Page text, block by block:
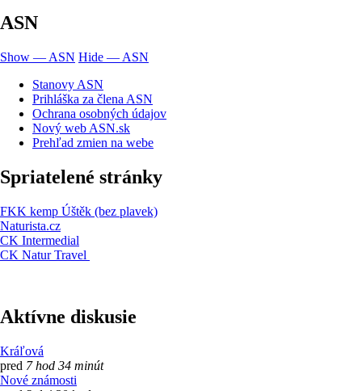
ASN
Show — ASN Hide — ASN
Stanovy ASN
Prihláška za člena ASN
Ochrana osobných údajov
Nový web ASN.sk
Prehľad zmien na webe
Spriatelené stránky
FKK kemp Úštěk (bez plavek)
Naturista.cz
CK Intermedial
CK Natur Travel
Aktívne diskusie
Kráľová
pred 7 hod 34 minút
Nové známosti